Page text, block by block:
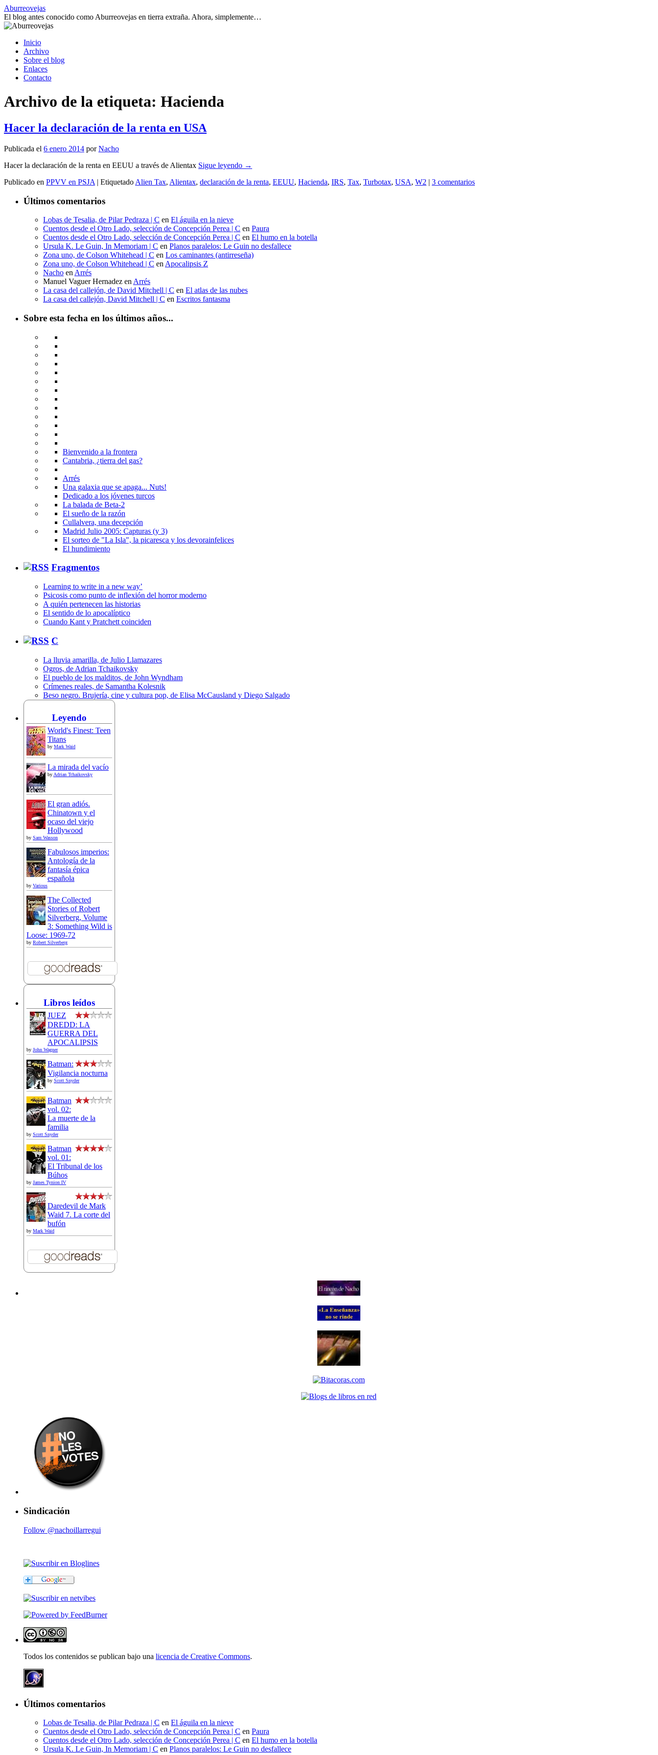
Saltar
al
contenido
Aburreovejas
El blog antes conocido como Aburreovejas en tierra extraña. Ahora, simplemente…
Inicio
Archivo
Sobre el blog
Enlaces
Contacto
Archivo de la etiqueta: Hacienda
Hacer la declaración de la renta en USA
Publicada el 6 enero 2014 por Nacho
Hacer la declaración de la renta en EEUU a través de Alientax Sigue leyendo →
Publicado en PPVV en PSJA | Etiquetado Alien Tax, Alientax, declaración de la renta, EEUU, Hacienda, IRS, Tax, Turbotax, USA, W2 | 3 comentarios
Últimos comentarios
Lobas de Tesalia, de Pilar Pedraza | C en El águila en la nieve
Cuentos desde el Otro Lado, selección de Concepción Perea | C en Paura
Cuentos desde el Otro Lado, selección de Concepción Perea | C en El humo en la botella
Ursula K. Le Guin, In Memoriam | C en Planos paralelos: Le Guin no desfallece
Zona uno, de Colson Whitehead | C en Los caminantes (antirreseña)
Zona uno, de Colson Whitehead | C en Apocalipsis Z
Nacho en Arrés
Manuel Vaguer Hernadez en Arrés
La casa del callejón, de David Mitchell | C en El atlas de las nubes
La casa del callejón, David Mitchell | C en Escritos fantasma
Sobre esta fecha en los últimos años...
Bienvenido a la frontera
Cantabria, ¿tierra del gas?
Arrés
Una galaxia que se apaga... Nuts!
Dedicado a los jóvenes turcos
La balada de Beta-2
El sueño de la razón
Cullalvera, una decepción
Madrid Julio 2005: Capturas (y 3)
El sorteo de "La Isla", la picaresca y los devorainfelices
El hundimiento
Fragmentos
Learning to write in a new way’
Psicosis como punto de inflexión del horror moderno
A quién pertenecen las historias
El sentido de lo apocalíptico
Cuando Kant y Pratchett coinciden
C
La lluvia amarilla, de Julio Llamazares
Ogros, de Adrian Tchaikovsky
El pueblo de los malditos, de John Wyndham
Crímenes reales, de Samantha Kolesnik
Beso negro. Brujería, cine y cultura pop, de Elisa McCausland y Diego Salgado
Leyendo
World's Finest: Teen
Titans
by Mark Waid
La mirada del vacío
byAdrian Tchaikovsky
El gran adiós.
Chinatown y el
ocaso del viejo
Hollywood
by Sam Wasson
Fabulosos imperios:
Antología de la
fantasía épica
española
by Various
The Collected
Stories of Robert
Silverberg, Volume
3: Something Wild is
Loose: 1969-72
by Robert Silverberg
Libros leídos
JUEZ
DREDD: LA
GUERRA DEL
APOCALIPSIS
by John Wagner
Batman:
Vigilancia nocturna
by Scott Snyder
Batman
vol. 02:
La muerte de la
familia
by Scott Snyder
Batman
vol. 01:
El Tribunal de los
Búhos
by James Tynion IV
Daredevil de Mark
Waid 7. La corte del
bufón
by Mark Waid
Sindicación
Follow @nachoillarregui
Todos los contenidos se publican bajo una licencia de Creative Commons.
Últimos comentarios
Lobas de Tesalia, de Pilar Pedraza | C en El águila en la nieve
Cuentos desde el Otro Lado, selección de Concepción Perea | C en Paura
Cuentos desde el Otro Lado, selección de Concepción Perea | C en El humo en la botella
Ursula K. Le Guin, In Memoriam | C en Planos paralelos: Le Guin no desfallece